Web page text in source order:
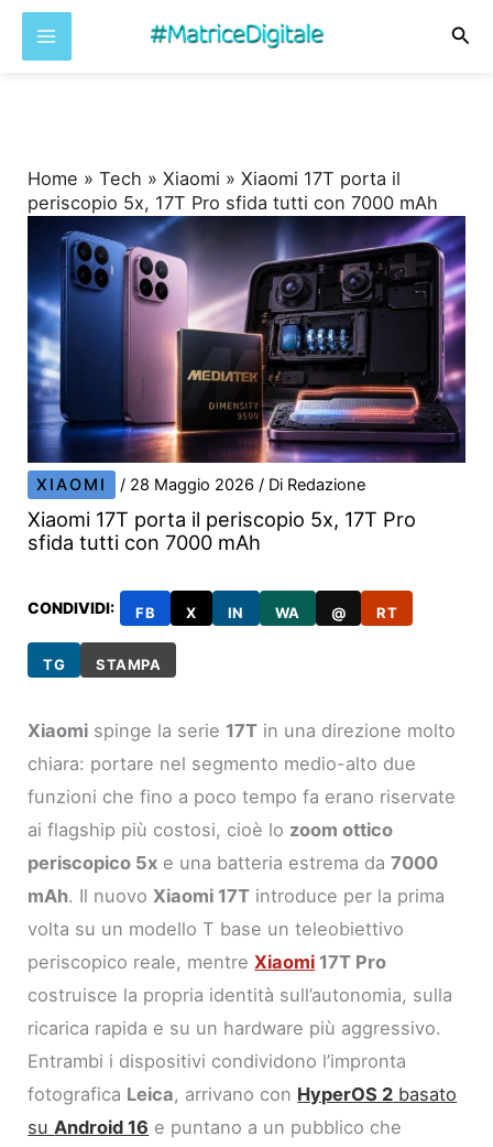
Home »Tech »Xiaomi »Xiaomi 17T porta il
periscopio 5x, 17T Pro sfida tutti con 7000 mAh
XIAOMI / 28 Maggio 2026/ Di Redazione
Xiaomi 17T porta il periscopio 5x, 17T Pro
sfida tutti con 7000 mAh
CONDIVIDI: FB X IN WA @ RT
TG STAMPA
Xiaomi spinge la serie 17T in una direzione molto
chiara: portare nel segmento medio-alto due
funzioni che fino a poco tempo fa erano riservate
ai flagship più costosi, cioè lo zoom ottico
periscopico 5x e una batteria estrema da7000
mAh. Il nuovo Xiaomi 17T introduce per la prima
volta su un modello T base un teleobiettivo
periscopico reale, mentreXiaomi 17T Pro
costruisce la propria identità sull’autonomia, sulla
ricarica rapida e su un hardware più aggressivo.
Entrambi i dispositivi condividono l’impronta
fotografica Leica, arrivano con HyperOS 2 basato
suAndroid 16 e puntano a un pubblico che